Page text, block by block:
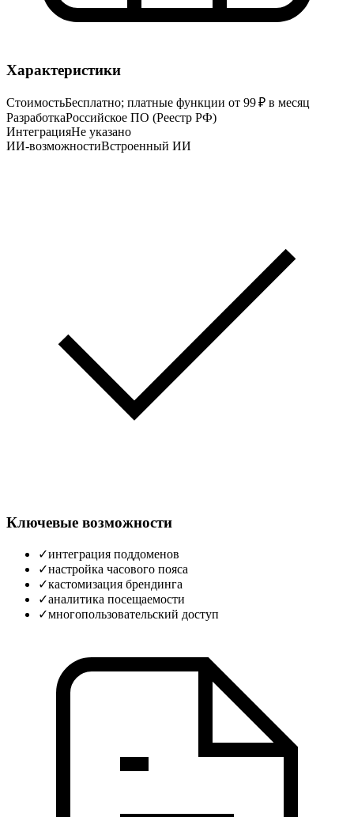
Характеристики
СтоимостьБесплатно; платные функции от 99 ₽ в месяц
РазработкаРоссийское ПО (Реестр РФ)
ИнтеграцияНе указано
ИИ-возможностиВстроенный ИИ
Ключевые возможности
✓интеграция поддоменов
✓настройка часового пояса
✓кастомизация брендинга
✓аналитика посещаемости
✓многопользовательский доступ